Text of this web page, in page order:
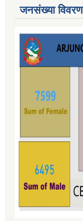
जनसंख्या विवरण